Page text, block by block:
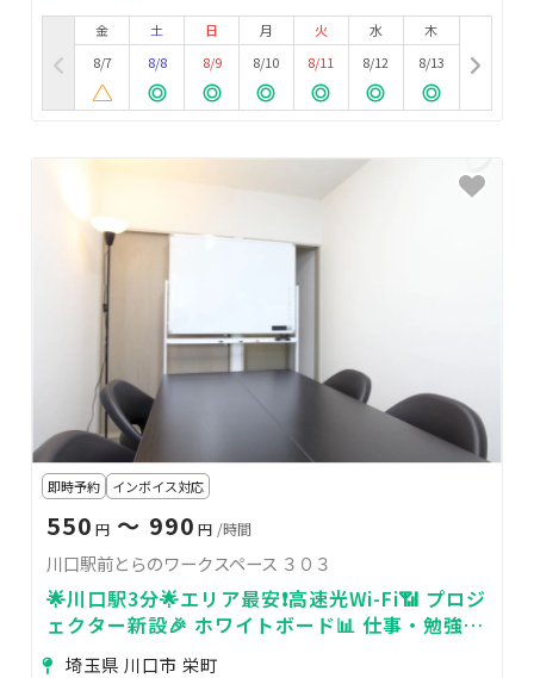
金
8/7
土
8/8
日
8/9
月
8/10
火
8/11
水
8/12
木
8/13
即時予約 インボイス対応
550 円 〜 990 円 /時間
川口駅前とらのワークスペース ３０３
🌟川口駅3分🌟エリア最安❗高速光Wi-Fi📶 プロジ
ェクター新設🎉 ホワイトボード📊 仕事・勉強・
面接・作業などなど
埼玉県 川口市 栄町